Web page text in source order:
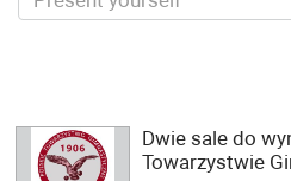
Dwie sale do
Towarzystwie